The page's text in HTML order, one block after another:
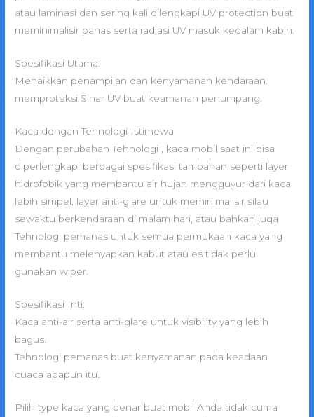
atau laminasi dan sering kali dilengkapi UV protection buat
meminimalisir panas serta radiasi UV masuk kedalam kabin.
Spesifikasi Utama:
Menaikkan penampilan dan kenyamanan kendaraan.
memproteksi Sinar UV buat keamanan penumpang.
Kaca dengan Tehnologi Istimewa
Dengan perubahan Tehnologi , kaca mobil saat ini bisa
diperlengkapi berbagai spesifikasi tambahan seperti layer
hidrofobik yang membantu air hujan mengguyur dari kaca
lebih simpel, layer anti-glare untuk meminimalisir silau
sewaktu berkendaraan di malam hari, atau bahkan juga
Tehnologi pemanas untuk semua permukaan kaca yang
membantu melenyapkan kabut atau es tidak perlu
gunakan wiper.
Spesifikasi Inti:
Kaca anti-air serta anti-glare untuk visibility yang lebih
bagus.
Tehnologi pemanas buat kenyamanan pada keadaan
cuaca apapun itu.
Pilih type kaca yang benar buat mobil Anda tidak cuma